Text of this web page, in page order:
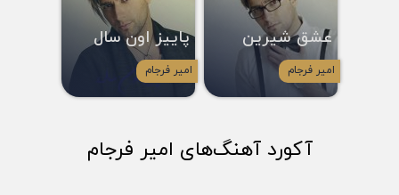
حساب کاربری
عشق شیرین
امیر فرجام
پاییز اون سال
امیر فرجام
آکورد آهنگ‌های امیر فرجام